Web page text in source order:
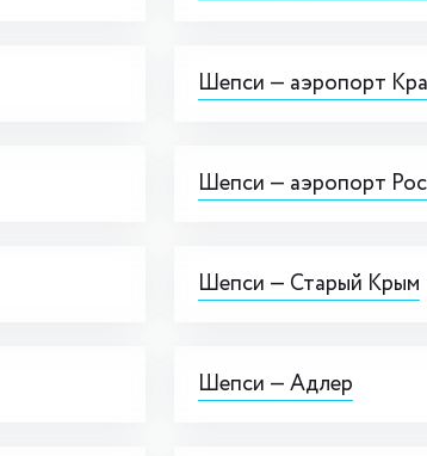
Шепси — аэропорт
Шепси — аэропорт
Шепси — Старый Крым
Шепси — Адлер